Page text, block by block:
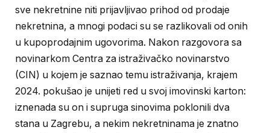
sve nekretnine niti prijavljivao prihod od prodaje
nekretnina, a mnogi podaci su se razlikovali od onih
u kupoprodajnim ugovorima. Nakon razgovora sa
novinarkom Centra za istraživačko novinarstvo
(CIN) u kojem je saznao temu istraživanja, krajem
2024. pokušao je unijeti red u svoj imovinski karton:
iznenada su on i supruga sinovima poklonili dva
stana u Zagrebu, a nekim nekretninama je znatno